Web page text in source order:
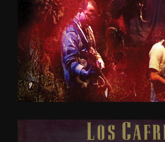
LUNA PARK
2006